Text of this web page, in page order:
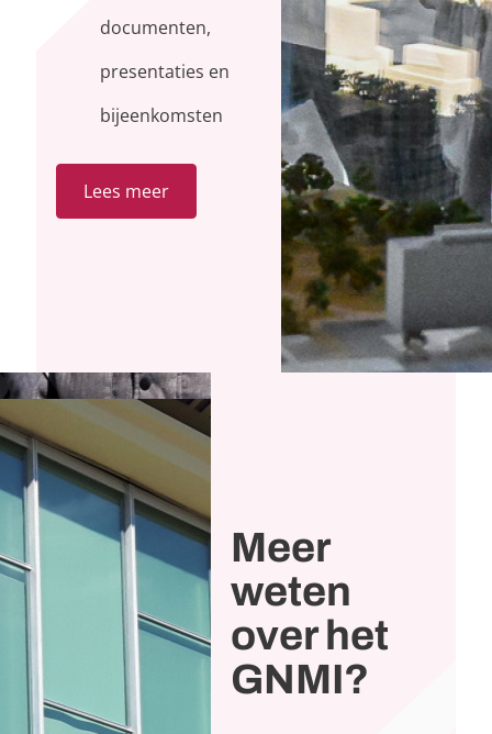
documenten,
presentaties en
bijeenkomsten
Lees meer
Meer
weten
over het
GNMI?